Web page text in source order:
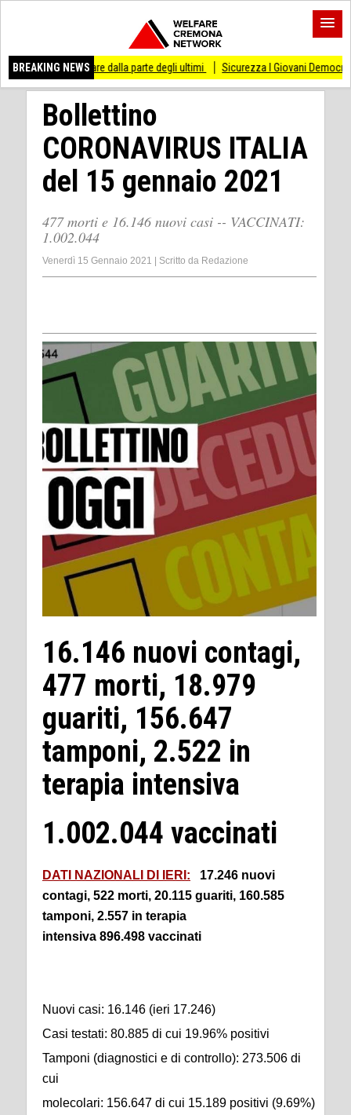
BREAKING NEWS
stare dalla parte degli ultimi Sicurezza I Giovani Democratici ribattono ai
Bollettino
CORONAVIRUS ITALIA
del 15 gennaio 2021
477 morti e 16.146 nuovi casi -- VACCINATI:
1.002.044
Venerdì 15 Gennaio 2021 Scritto da Redazione
16.146 nuovi contagi,
477 morti, 18.979
guariti, 156.647
tamponi, 2.522 in
terapia intensiva
1.002.044 vaccinati
DATI NAZIONALI DI IERI: 17.246 nuovi
contagi, 522 morti, 20.115 guariti, 160.585
tamponi, 2.557 in terapia
intensiva 896.498 vaccinati
Nuovi casi: 16.146 (ieri 17.246)
Casi testati: 80.885 di cui 19.96% positivi
Tamponi (diagnostici e di controllo): 273.506 di
cui
molecolari: 156.647 di cui 15.189 positivi (9.69%)